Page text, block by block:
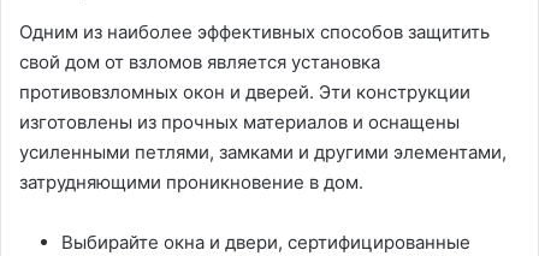
Одним из наиболее эффективных способов защитить
свой дом от взломов является установка
противовзломных окон и дверей. Эти конструкции
изготовлены из прочных материалов и оснащены
усиленными петлями, замками и другими элементами,
затрудняющими проникновение в дом.
Выбирайте окна и двери, сертифицированные